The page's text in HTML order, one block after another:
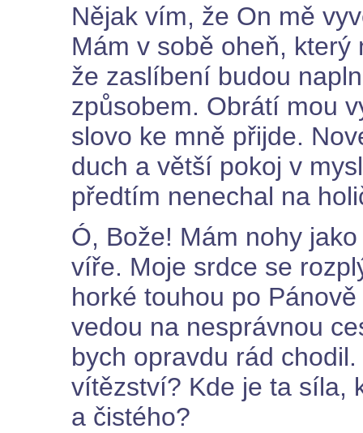
Nějak vím, že On mě
Mám v sobě oheň,
že zaslíbení budou
způsobem. Obrátí mou
slovo ke mně přijde.
duch a větší pokoj v
předtím nenechal na
Ó, Bože! Mám nohy
víře. Moje srdce se
horké touhou po
vedou na nesprávnou
bych opravdu rád
vítězství? Kde je ta síla,
a čistého?